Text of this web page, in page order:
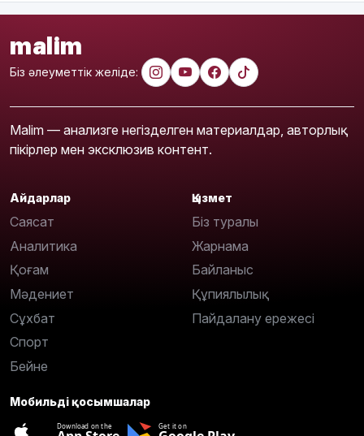
malim
Біз әлеуметтік желіде:
Malim — анализге негізделген материалдар, авторлық
пікірлер мен эксклюзив контент.
Айдарлар
Саясат
Аналитика
Қоғам
Мәдениет
Сұхбат
Спорт
Бейне
Қызмет
Біз туралы
Жарнама
Байланыс
Құпиялылық
Пайдалану ережесі
Мобильді қосымшалар
Download on the Get it on